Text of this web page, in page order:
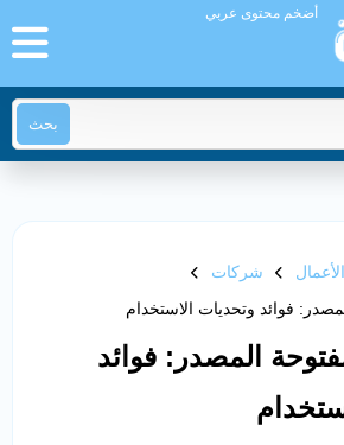
أضخم محتوى عربي
بحث
شركات
فوائد وتحديات الاستخدام
المصدر: فوائد